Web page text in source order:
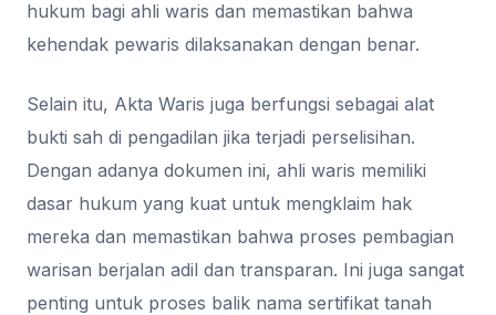
hukum bagi ahli waris dan memastikan bahwa
kehendak pewaris dilaksanakan dengan benar.
Selain itu, Akta Waris juga berfungsi sebagai alat
bukti sah di pengadilan jika terjadi perselisihan.
Dengan adanya dokumen ini, ahli waris memiliki
dasar hukum yang kuat untuk mengklaim hak
mereka dan memastikan bahwa proses pembagian
warisan berjalan adil dan transparan. Ini juga sangat
penting untuk proses balik nama sertifikat tanah